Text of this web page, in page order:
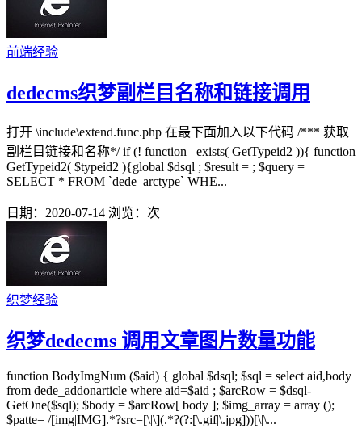
前端经验
dedecms织梦副栏目名称和链接调用
打开 \include\extend.func.php 在最下面加入以下代码 /*** 获取
副栏目链接和名称*/ if (! function _exists( GetTypeid2 )){ function
GetTypeid2( $typeid2 ){global $dsql ; $result = ; $query =
SELECT * FROM `dede_arctype` WHE...
日期：2020-07-14 浏览： 次
织梦经验
织梦dedecms 调用文章图片数量功能
function BodyImgNum ($aid) { global $dsql; $sql = select aid,body
from dede_addonarticle where aid=$aid ; $arcRow = $dsql-
GetOne($sql); $body = $arcRow[ body ]; $img_array = array ();
$patte= /[img|IMG].*?src=[\|\](.*?(?:[\.gif|\.jpg]))[\|\...